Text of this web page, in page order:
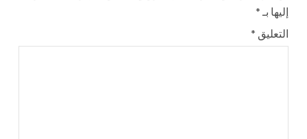
إليها بـ *
التعليق *